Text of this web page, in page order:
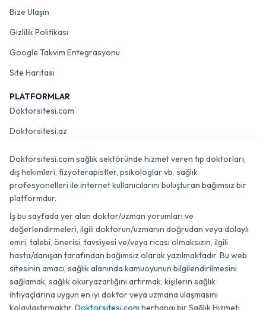
Bize Ulaşın
Gizlilik Politikası
Google Takvim Entegrasyonu
Site Haritası
PLATFORMLAR
Doktorsitesi.com
Doktorsitesi.az
Doktorsitesi.com sağlık sektöründe hizmet veren tıp doktorları,
diş hekimleri, fizyoterapistler, psikologlar vb. sağlık
profesyonelleri ile internet kullanıcılarını buluşturan bağımsız bir
platformdur.
İş bu sayfada yer alan doktor/uzman yorumları ve
değerlendirmeleri, ilgili doktorun/uzmanın doğrudan veya dolaylı
emri, talebi, önerisi, tavsiyesi ve/veya ricası olmaksızın, ilgili
hasta/danışan tarafından bağımsız olarak yazılmaktadır. Bu web
sitesinin amacı, sağlık alanında kamuoyunun bilgilendirilmesini
sağlamak, sağlık okuryazarlığını artırmak, kişilerin sağlık
ihtiyaçlarına uygun en iyi doktor veya uzmana ulaşmasını
kolaylaştırmaktır. Doktorsitesi.com herhangi bir Sağlık Hizmeti